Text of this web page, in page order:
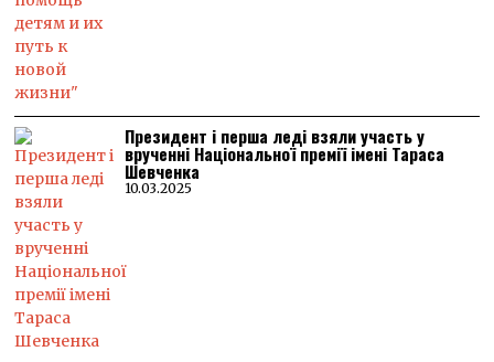
Президент і перша леді взяли участь у
врученні Національної премії імені Тараса
Шевченка
10.03.2025